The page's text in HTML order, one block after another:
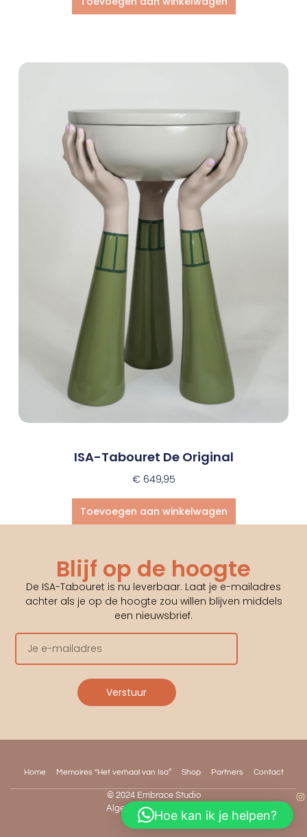
ISA-Tabouret De Original
€ 649,95
Toevoegen aan winkelwagen
Blijf op de hoogte
De ISA-Tabouret is nu leverbaar. Laat je e-mailadres
achter als je op de hoogte zou willen blijven middels
een nieuwsbrief.
Verstuur
Home Memoires “Het verhaal van Isa” Shop Partners Contact
© 2024 Embrace Studio
Algemene Voorwaarden
PrivacybeleidHoe kan ik je helpen?